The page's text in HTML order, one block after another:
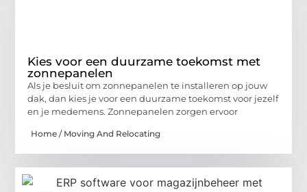
Kies voor een duurzame toekomst met
zonnepanelen
Als je besluit om zonnepanelen te installeren op jouw
dak, dan kies je voor een duurzame toekomst voor jezelf
en je medemens. Zonnepanelen zorgen ervoor
Home / Moving And Relocating